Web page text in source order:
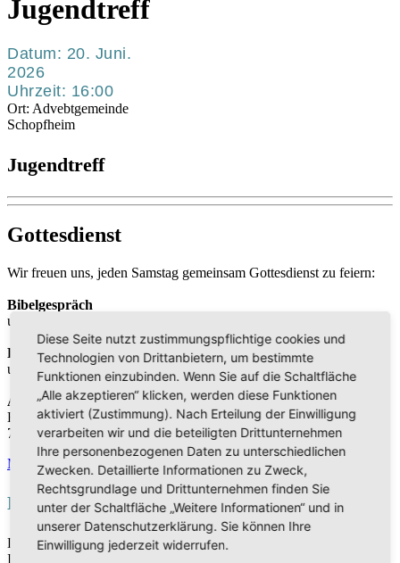
Jugendtreff
Datum: 20. Juni.
2026
Uhrzeit: 16:00
Ort: Advebtgemeinde
Schopfheim
Jugendtreff
Gottesdienst
Wir freuen uns, jeden Samstag gemeinsam Gottesdienst zu feiern:
Bibelgespräch
um 9:30 Uhr
Predigt
um 10:30 Uhr
Adresse
Blasistr. 21
79650 Schopfheim
Mehr
Events
Die Veranstaltungen sind derzeit in Bearbeitung. Vielen Dank für
Ihr Verständnis.
Diese Seite nutzt zustimmungspflichtige cookies und
Technologien von Drittanbietern, um bestimmte
Funktionen einzubinden. Wenn Sie auf die Schaltfläche
„Alle akzeptieren“ klicken, werden diese Funktionen
aktiviert (Zustimmung). Nach Erteilung der Einwilligung
verarbeiten wir und die beteiligten Drittunternehmen
Ihre personenbezogenen Daten zu unterschiedlichen
Zwecken. Detaillierte Informationen zu Zweck,
Rechtsgrundlage und Drittunternehmen finden Sie
unter der Schaltfläche „Weitere Informationen“ und in
unserer Datenschutzerklärung. Sie können Ihre
Einwilligung jederzeit widerrufen.